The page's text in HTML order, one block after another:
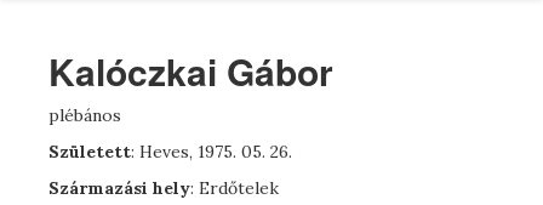
Kalóczkai Gábor
plébános
Született: Heves, 1975. 05. 26.
Származási hely: Erdőtelek